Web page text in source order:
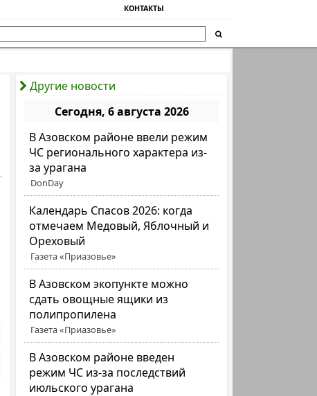
КОНТАКТЫ
Другие новости
Сегодня, 6 августа 2026
В Азовском районе ввели режим
ЧС регионального характера из-
за урагана
DonDay
Календарь Спасов 2026: когда
отмечаем Медовый, Яблочный и
Ореховый
Газета «Приазовье»
В Азовском экопункте можно
сдать овощные ящики из
полипропилена
Газета «Приазовье»
В Азовском районе введен
режим ЧС из-за последствий
июльского урагана